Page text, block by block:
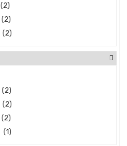
(2)
(2)
(2)
(2)
(2)
(2)
(1)